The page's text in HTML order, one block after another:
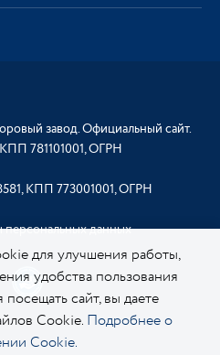
завод. Официальный сайт.
781101001, ОГРН
КПП 773001001, ОГРН
данных
для улучшения работы,
удобства пользования
сайт, вы даете
Cookie. Подробнее о
Cookie.